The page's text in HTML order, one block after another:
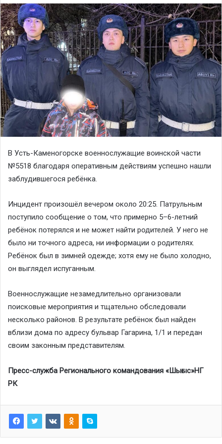
В Усть-Каменогорске военнослужащие воинской части
№5518 благодаря оперативным действиям успешно нашли
заблудившегося ребёнка.
Инцидент произошёл вечером около 20:25. Патрульным
поступило сообщение о том, что примерно 5–6-летний
ребёнок потерялся и не может найти родителей. У него не
было ни точного адреса, ни информации о родителях.
Ребёнок был в зимней одежде; хотя ему не было холодно,
он выглядел испуганным.
Военнослужащие незамедлительно организовали
поисковые мероприятия и тщательно обследовали
несколько районов. В результате ребёнок был найден
вблизи дома по адресу бульвар Гагарина, 1/1 и передан
своим законным представителям.
Пресс-служба Регионального командования «Шығыс»НГ
РК